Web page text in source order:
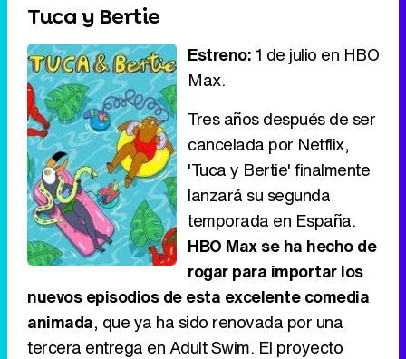
Tuca y Bertie
Estreno:1 de julio en HBO
Max.
Tres años después de ser
cancelada por Netflix,
'Tuca y Bertie' finalmente
lanzará su segunda
temporada en España.
HBO Max se ha hecho de
rogar para importar los
nuevos episodios de esta excelente comedia
animada, que ya ha sido renovada por una
tercera entrega en Adult Swim. El proyecto